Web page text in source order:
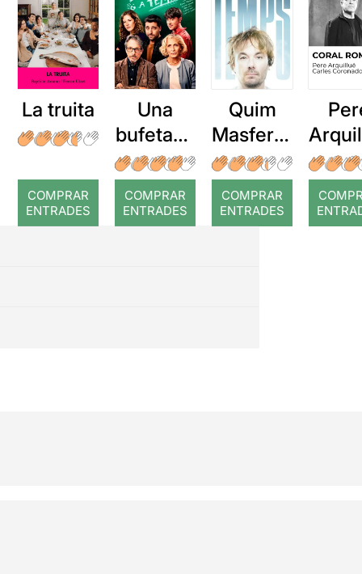
La truita
COMPRAR
ENTRADES
Una
bufetada
a temps
COMPRAR
ENTRADES
Quim
Masferre
r: Temps
COMPRAR
ENTRADES
: